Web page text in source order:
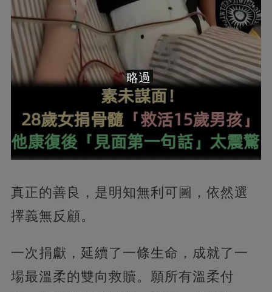
真正的善良，是明知無利可圖，依然選
擇義無反顧。
一次捐獻，延續了一條生命，成就了一
場最溫柔的雙向救贖。願所有溫柔付
略過